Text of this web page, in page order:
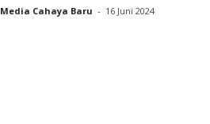
Media Cahaya Baru - 16 Juni 2024